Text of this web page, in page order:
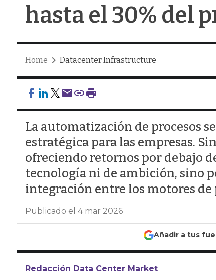
hasta el 30% del
Home Datacenter Infrastructure
La automatización de procesos
estratégica para las empresas.
ofreciendo retornos por debajo
tecnología ni de ambición, sino
integración entre los motores de
Publicado el 4 mar 2026
Añadir a tus
Redacción Data Center Market